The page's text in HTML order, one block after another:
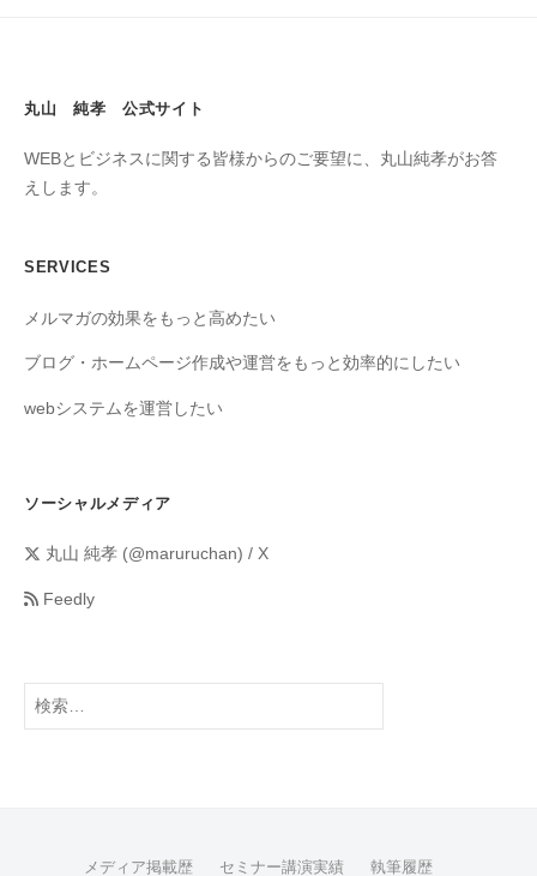
丸山 純孝 公式サイト
WEBとビジネスに関する皆様からのご要望に、丸山純孝がお答
えします。
SERVICES
メルマガの効果をもっと高めたい
ブログ・ホームページ作成や運営をもっと効率的にしたい
webシステムを運営したい
ソーシャルメディア
丸山 純孝 (@maruruchan) / X
Feedly
メディア掲載歴 セミナー講演実績 執筆履歴